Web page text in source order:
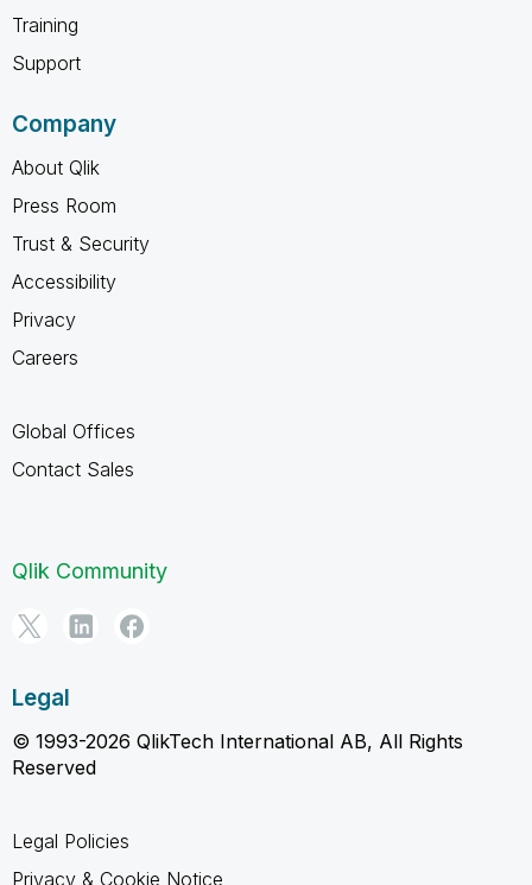
Training
Support
Company
About Qlik
Press Room
Trust & Security
Accessibility
Privacy
Careers
Global Offices
Contact Sales
Qlik Community
Legal
© 1993-2026 QlikTech International AB, All Rights
Reserved
Legal Policies
Privacy & Cookie Notice